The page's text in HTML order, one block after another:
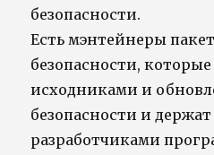
безопасности.
Есть мэнтейнеры
безопасности,
исходниками и
безопасности и держат
разработчиками